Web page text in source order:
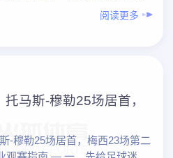
故事的梳理，也是对如何科
阅读更多
马斯-穆勒25场居首，
-穆勒25场居首，梅西23场第二